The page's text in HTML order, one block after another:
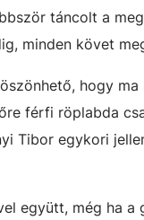
táncolt a
minden követ
hogy
férfi röplabda
Tibor egykori
együtt, még ha a